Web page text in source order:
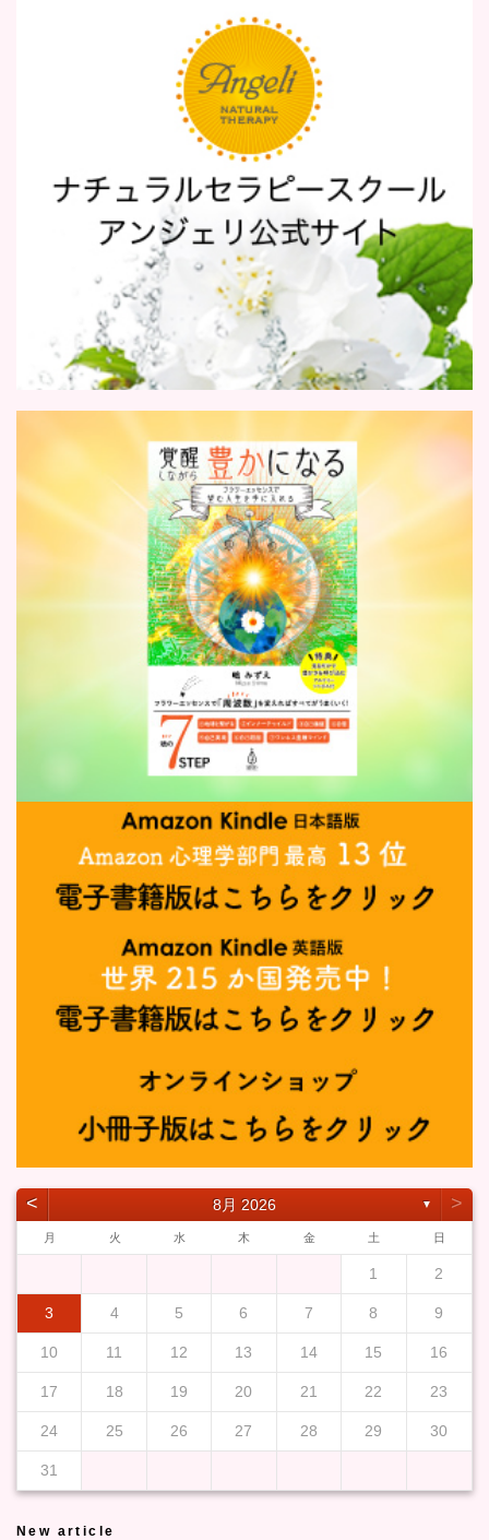
˂ 8月 2026 ▼ ˃
月 火 水 木 金 土 日
1 2
3 4 5 6 7 8 9
10 11 12 13 14 15 16
17 18 19 20 21 22 23
24 25 26 27 28 29 30
31
New article